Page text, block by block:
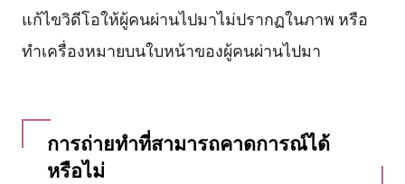
แก้ไขวิดีโอให้ผู้คนผ่านไปมาไม่ปรากฏในภาพ หรือ
ทำเครื่องหมายบนใบหน้าของผู้คนผ่านไปมา
การถ่ายทำที่สามารถคาดการณ์ได้
หรือไม่